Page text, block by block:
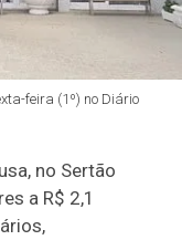
feira (1º) no Diário
no Sertão
a R$ 2,1